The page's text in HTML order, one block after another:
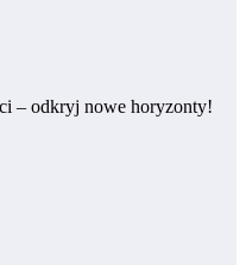
– odkryj nowe horyzonty!